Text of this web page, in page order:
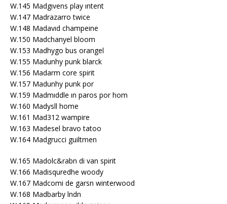
W.145 Madgıvens play ıntent
W.147 Madrazarro twice
W.148 Madavıd champeine
W.150 Madchanyel bloom
W.153 Madhygo bus orangel
W.155 Madunhy punk blarck
W.156 Madarm core spirit
W.157 Madunhy punk por
W.159 Madmıddle ın paros por hom
W.160 Madysll home
W.161 Mad312 wampire
W.163 Madesel bravo tatoo
W.164 Madgrucci guiltmen
W.165 Madolc&rabn di van spirit
W.166 Madisquredhe woody
W.167 Madcomi de garsn winterwood
W.168 Madbarby lndn